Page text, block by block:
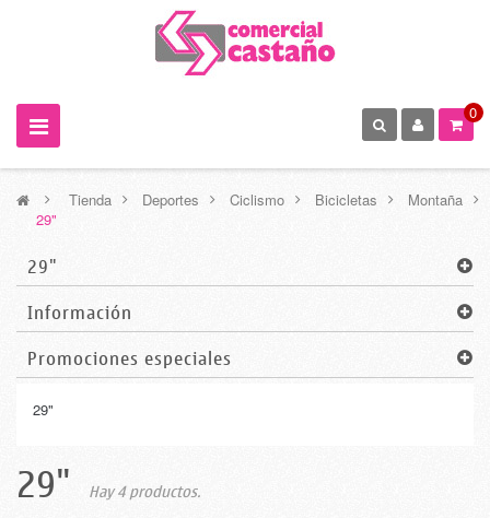
0
> Tienda > Deportes > Ciclismo > Bicicletas >
Montaña
29"
29"
Información
Promociones especiales
29"
29" Hay 4 productos.